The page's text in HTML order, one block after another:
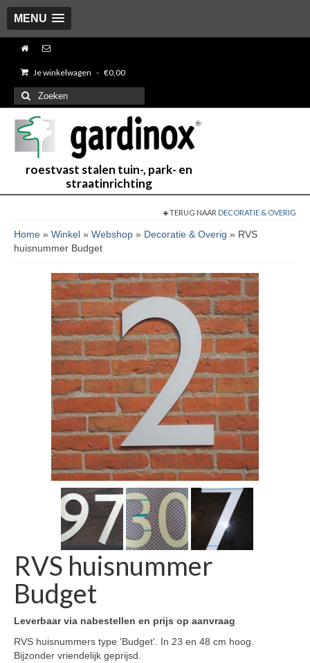
MENU
Je winkelwagen - €0,00
Zoeken
naar:
roestvast stalen tuin-, park- en
straatinrichting
TERUG NAAR DECORATIE & OVERIG
Home » Winkel » Webshop » Decoratie & Overig » RVS
huisnummer Budget
RVS huisnummer
Budget
Leverbaar via nabestellen en prijs op aanvraag
RVS huisnummers type 'Budget'. In 23 en 48 cm hoog.
Bijzonder vriendelijk geprijsd.